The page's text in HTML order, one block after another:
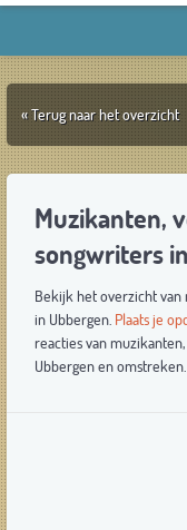
« Terug naar het overzicht
Muzikanten,
songwriters
Bekijk het overzicht van
in Ubbergen. Plaats je
reacties van
Ubbergen en omstreken.